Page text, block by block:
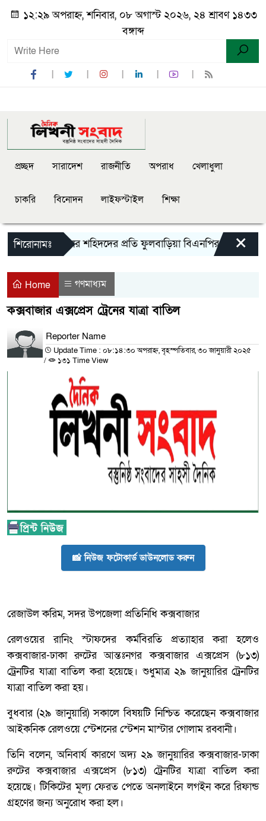
১২:২৯ অপরাহ্ন, শনিবার, ০৮ অগাস্ট ২০২৬, ২৪ শ্রাবণ ১৪৩৩
বঙ্গাব্দ
প্রচ্ছদ সারাদেশ রাজনীতি অপরাধ খেলাধুলা
চাকরি বিনোদন লাইফস্টাইল শিক্ষা
শিরোনামঃ
গণঅভ্যুত্থানের শহিদদের প্রতি ফুলবাড়িয়া বিএনপির শ্রদ্ধা নিবেদন
×
Home গণমাধ্যম
কক্সবাজার এক্সপ্রেস ট্রেনের যাত্রা বাতিল
Reporter Name
Update Time : ০৮:১৪:৩০ অপরাহ্ন, বৃহস্পতিবার, ৩০ জানুয়ারী ২০২৫
/
১৩১ Time View
📸 নিউজ ফটোকার্ড ডাউনলোড করুন
রেজাউল করিম, সদর উপজেলা প্রতিনিধি কক্সবাজার
রেলওয়ের রানিং স্টাফদের কর্মবিরতি প্রত্যাহার করা হলেও
কক্সবাজার-ঢাকা রুটের আন্তঃনগর কক্সবাজার এক্সপ্রেস (৮১৩)
ট্রেনটির যাত্রা বাতিল করা হয়েছে। শুধুমাত্র ২৯ জানুয়ারির ট্রেনটির
যাত্রা বাতিল করা হয়।
বুধবার (২৯ জানুয়ারি) সকালে বিষয়টি নিশ্চিত করেছেন কক্সবাজার
আইকনিক রেলওয়ে স্টেশনের স্টেশন মাস্টার গোলাম রব্বানী।
তিনি বলেন, অনিবার্য কারণে অদ্য ২৯ জানুয়ারির কক্সবাজার-ঢাকা
রুটের কক্সবাজার এক্সপ্রেস (৮১৩) ট্রেনটির যাত্রা বাতিল করা
হয়েছে। টিকিটের মূল্য ফেরত পেতে অনলাইনে লগইন করে রিফান্ড
গ্রহণের জন্য অনুরোধ করা হল।